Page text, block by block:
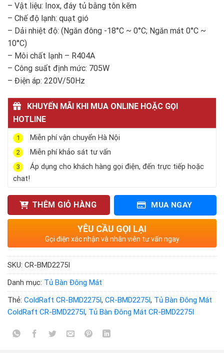
– Vật liệu: Inox, đáy tủ bằng tôn kẽm
– Chế độ lạnh: quạt gió
– Dải nhiệt độ: (Ngăn đông -18°C ~ 0°C; Ngăn mát 0°C ~
10°C)
– Môi chất lạnh – R404A
– Công suất định mức: 705W
– Điện áp: 220V/50Hz
KHUYẾN MÃI KHI MUA ONLINE HOẶC GỌI
HOTLINE
1 Miễn phí vận chuyển Hà Nội
2 Miễn phí khảo sát tư vấn
3
Áp dụng cho khách hàng gọi điện, đến trực tiếp hoặc
chat!
THÊM GIỎ HÀNG MUA NGAY
YÊU CẦU GỌI LẠI
Gọi điện xác nhận và nhân viên tư vấn ngay
SKU: CR-BMD2275I
Danh mục: Tủ Bàn Đông Mát
Thẻ: ColdRaft CR-BMD2275I, CR-BMD2275I, Tủ Bàn Đông Mát
ColdRaft CR-BMD2275I, Tủ Bàn Đông Mát CR-BMD2275I